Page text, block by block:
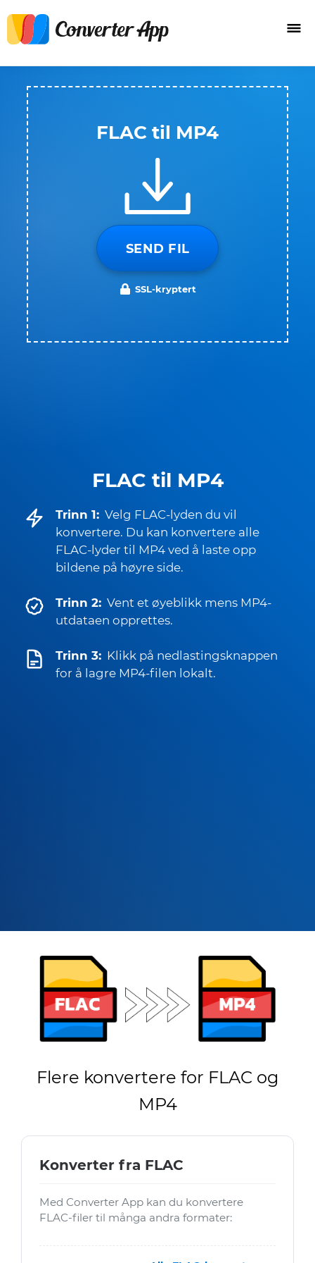
FLAC til MP4
Trinn 1: Velg FLAC-lyden du vil
konvertere. Du kan konvertere alle
FLAC-lyder til MP4 ved å laste opp
bildene på høyre side.
Trinn 2: Vent et øyeblikk mens MP4-
utdataen opprettes.
Trinn 3: Klikk på nedlastingsknappen
for å lagre MP4-filen lokalt.
FLAC til MP4
SEND FIL
SSL-kryptert
Flere konvertere for FLAC og
MP4
Konverter fra FLAC
Med Converter App kan du konvertere
FLAC-filer til många andra formater: